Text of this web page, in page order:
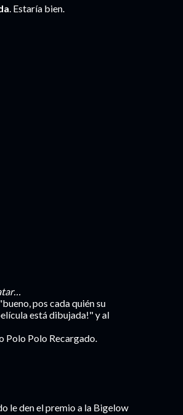
. Estaría bien.
pos cada quién su
está dibujada!" y al
Polo Polo Recargado.
le den el premio a la Bigelow